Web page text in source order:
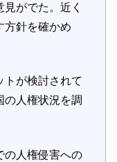
がでた。近く
方針を確かめ
トが検討されて
の人権状況を調
の人権侵害への